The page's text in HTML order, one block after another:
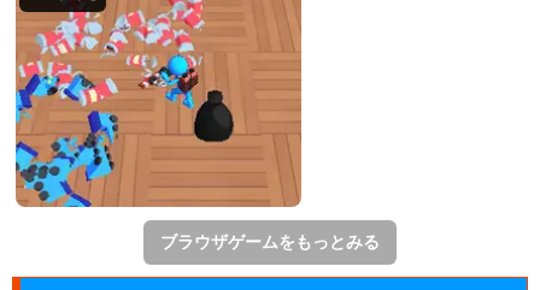
ブラウザゲームをもっとみる